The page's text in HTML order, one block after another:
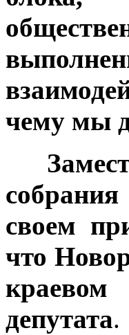
чему мы
своем
что
краевом
депутата.